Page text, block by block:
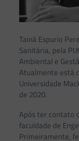
Tainá Espurio
Sanitária, pela
Ambiental e
Atualmente está
Universidade
de 2020.
Após ter contato
faculdade de
Primeiramente,